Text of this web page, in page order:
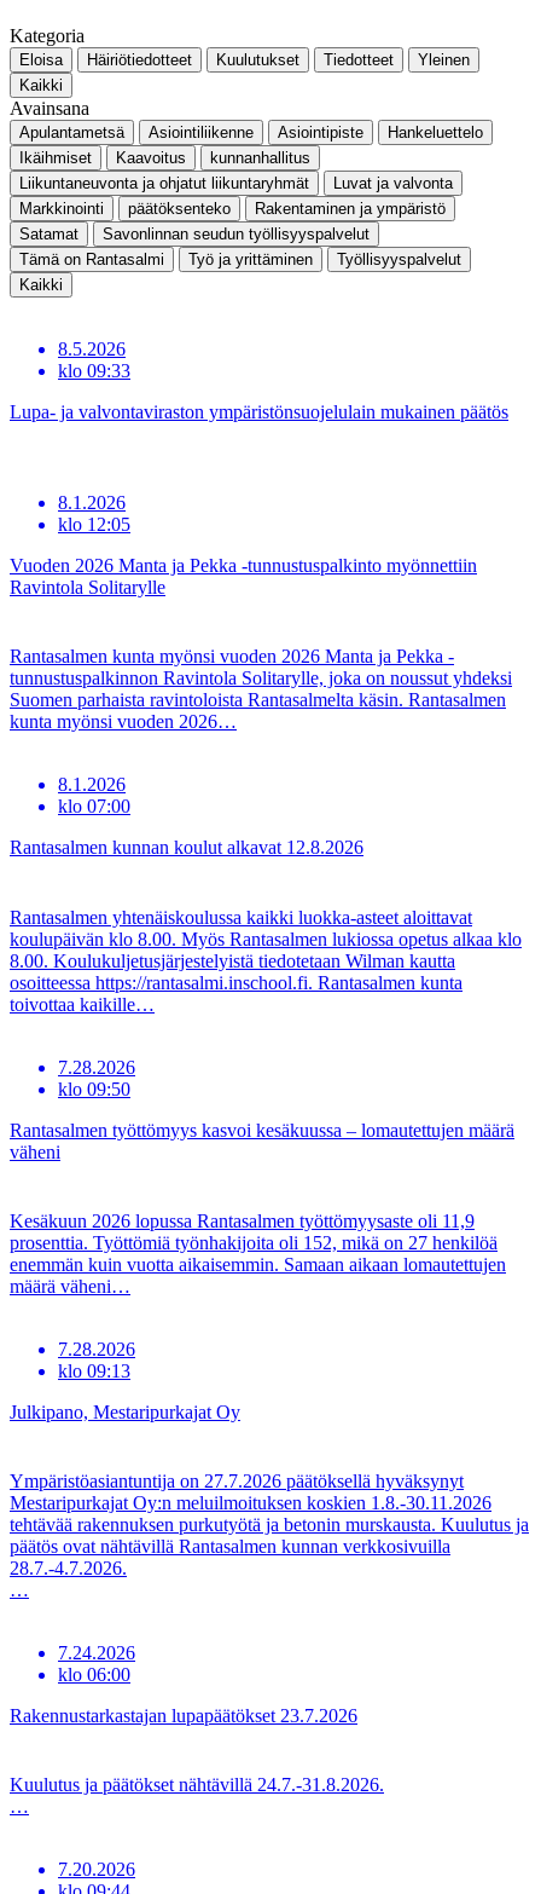
Kategoria
Eloisa Häiriötiedotteet Kuulutukset Tiedotteet
Yleinen
Kaikki
Avainsana
Apulantametsä Asiointiliikenne Asiointipiste
Hankeluettelo
Ikäihmiset
Kaavoitus
kunnanhallitus
Liikuntaneuvonta ja ohjatut liikuntaryhmät
Luvat ja valvonta
Markkinointi
päätöksenteko
Rakentaminen ja ympäristö
Satamat
Savonlinnan seudun työllisyyspalvelut
Tämä on Rantasalmi
Työ ja yrittäminen
Työllisyyspalvelut
Kaikki
8.5.2026
klo 09:33
Lupa- ja valvontaviraston ympäristönsuojelulain mukainen päätös
8.1.2026
klo 12:05
Vuoden 2026 Manta ja Pekka -tunnustuspalkinto myönnettiin
Ravintola Solitarylle
Rantasalmen kunta myönsi vuoden 2026 Manta ja Pekka -
tunnustuspalkinnon Ravintola Solitarylle, joka on noussut yhdeksi
Suomen parhaista ravintoloista Rantasalmelta käsin. Rantasalmen
kunta myönsi vuoden 2026…
8.1.2026
klo 07:00
Rantasalmen kunnan koulut alkavat 12.8.2026
Rantasalmen yhtenäiskoulussa kaikki luokka-asteet aloittavat
koulupäivän klo 8.00. Myös Rantasalmen lukiossa opetus alkaa klo
8.00. Koulukuljetusjärjestelyistä tiedotetaan Wilman kautta
osoitteessa https://rantasalmi.inschool.fi. Rantasalmen kunta
toivottaa kaikille…
7.28.2026
klo 09:50
Rantasalmen työttömyys kasvoi kesäkuussa – lomautettujen määrä
väheni
Kesäkuun 2026 lopussa Rantasalmen työttömyysaste oli 11,9
prosenttia. Työttömiä työnhakijoita oli 152, mikä on 27 henkilöä
enemmän kuin vuotta aikaisemmin. Samaan aikaan lomautettujen
määrä väheni…
7.28.2026
klo 09:13
Julkipano, Mestaripurkajat Oy
Ympäristöasiantuntija on 27.7.2026 päätöksellä hyväksynyt
Mestaripurkajat Oy:n meluilmoituksen koskien 1.8.-30.11.2026
tehtävää rakennuksen purkutyötä ja betonin murskausta. Kuulutus ja
päätös ovat nähtävillä Rantasalmen kunnan verkkosivuilla
28.7.-4.7.2026.
…
7.24.2026
klo 06:00
Rakennustarkastajan lupapäätökset 23.7.2026
Kuulutus ja päätökset nähtävillä 24.7.-31.8.2026.
…
7.20.2026